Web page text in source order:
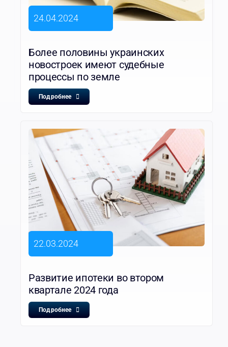
24.04.2024
Более половины украинских
новостроек имеют судебные
процессы по земле
Подробнее
22.03.2024
Развитие ипотеки во втором
квартале 2024 года
Подробнее